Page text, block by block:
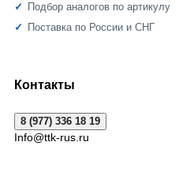
Подбор аналогов по артикулу
Поставка по России и СНГ
Контакты
8 (977) 336 18 19
Info@ttk-rus.ru